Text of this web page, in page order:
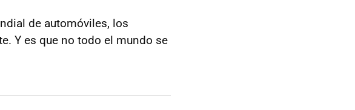
de automóviles, los
Y es que no todo el mundo se